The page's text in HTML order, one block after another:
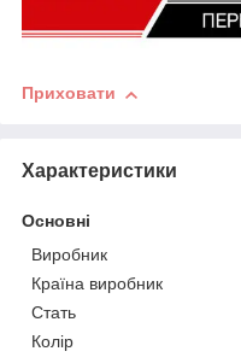
Приховати
Характеристики
Основні
Виробник
Країна виробник
Стать
Колір